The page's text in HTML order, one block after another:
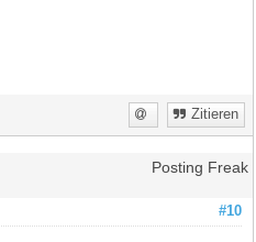
Zitieren
Posting Freak
#10